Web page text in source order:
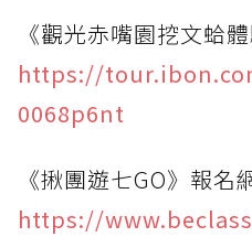
《觀光赤嘴園挖文蛤
https://
0068p6nt
《揪團遊七GO》報名
https://